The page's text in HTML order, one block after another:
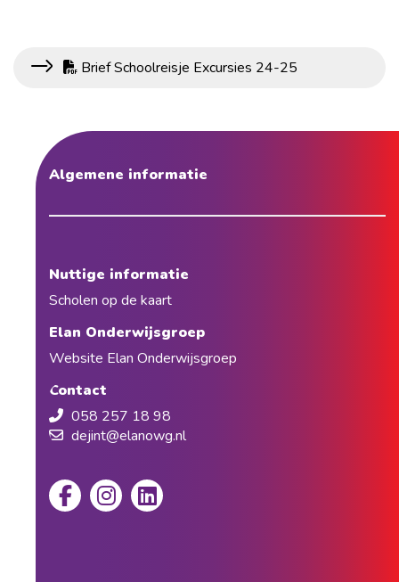
Brief Schoolreisje Excursies 24-25
Algemene informatie
Nuttige informatie
Scholen op de kaart
Elan Onderwijsgroep
Website Elan Onderwijsgroep
Contact
058 257 18 98
dejint@elanowg.nl